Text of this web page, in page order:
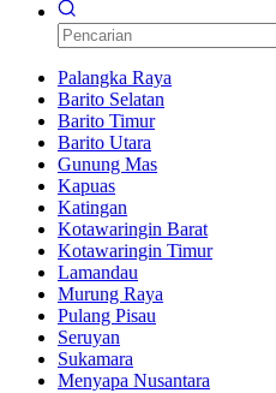
Palangka Raya
Barito Selatan
Barito Timur
Barito Utara
Gunung Mas
Kapuas
Katingan
Kotawaringin Barat
Kotawaringin Timur
Lamandau
Murung Raya
Pulang Pisau
Seruyan
Sukamara
Menyapa Nusantara